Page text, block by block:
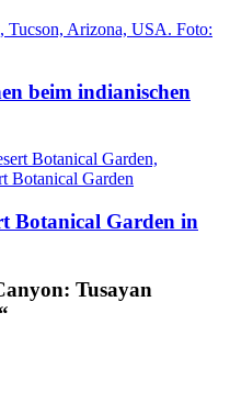
beim indianischen
Botanical Garden in
Tusayan